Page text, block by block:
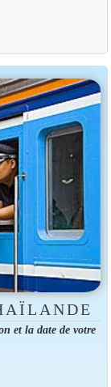
et la date de votre